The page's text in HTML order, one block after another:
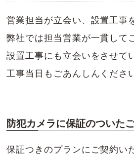
営業担当が立会い、設置工事
弊社では担当営業が一貫して
設置工事にも立会いをさせて
工事当日もごあんしんくださ
防犯カメラに保証のついた
保証つきのプランにご契約い